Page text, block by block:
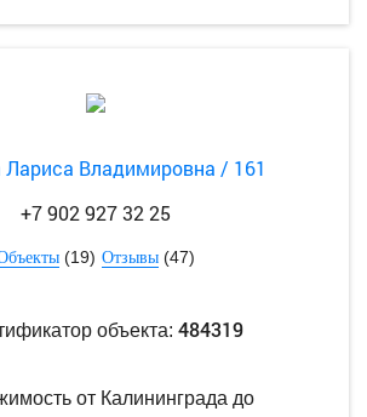
Лариса Владимировна / 161
+7 902 927 32 25
(19) Отзывы (47)
объекта: 484319
от Калининграда до